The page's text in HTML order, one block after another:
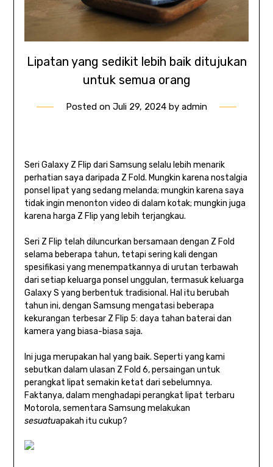
Lipatan yang sedikit lebih baik ditujukan
untuk semua orang
Posted on Juli 29, 2024 by admin
Seri Galaxy Z Flip dari Samsung selalu lebih menarik
perhatian saya daripada Z Fold. Mungkin karena nostalgia
ponsel lipat yang sedang melanda; mungkin karena saya
tidak ingin menonton video di dalam kotak; mungkin juga
karena harga Z Flip yang lebih terjangkau.
Seri Z Flip telah diluncurkan bersamaan dengan Z Fold
selama beberapa tahun, tetapi sering kali dengan
spesifikasi yang menempatkannya di urutan terbawah
dari setiap keluarga ponsel unggulan, termasuk keluarga
Galaxy S yang berbentuk tradisional. Hal itu berubah
tahun ini, dengan Samsung mengatasi beberapa
kekurangan terbesar Z Flip 5: daya tahan baterai dan
kamera yang biasa-biasa saja.
Ini juga merupakan hal yang baik. Seperti yang kami
sebutkan dalam ulasan Z Fold 6, persaingan untuk
perangkat lipat semakin ketat dari sebelumnya.
Faktanya, dalam menghadapi perangkat lipat terbaru
Motorola, sementara Samsung melakukan
sesuatuapakah itu cukup?